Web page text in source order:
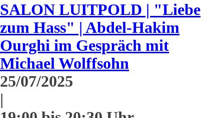
SALON LUITPOLD | "Liebe
zum Hass" | Abdel-Hakim
Ourghi im Gespräch mit
Michael Wolffsohn
25/07/2025
|